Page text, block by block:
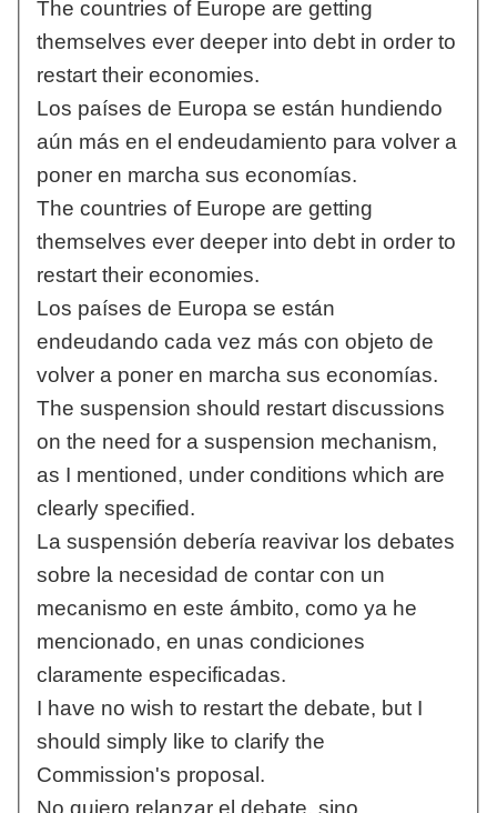
The countries of Europe are getting
themselves ever deeper into debt in order to
restart their economies.
Los países de Europa se están hundiendo
aún más en el endeudamiento para volver a
poner en marcha sus economías.
The countries of Europe are getting
themselves ever deeper into debt in order to
restart their economies.
Los países de Europa se están
endeudando cada vez más con objeto de
volver a poner en marcha sus economías.
The suspension should restart discussions
on the need for a suspension mechanism,
as I mentioned, under conditions which are
clearly specified.
La suspensión debería reavivar los debates
sobre la necesidad de contar con un
mecanismo en este ámbito, como ya he
mencionado, en unas condiciones
claramente especificadas.
I have no wish to restart the debate, but I
should simply like to clarify the
Commission's proposal.
No quiero relanzar el debate, sino